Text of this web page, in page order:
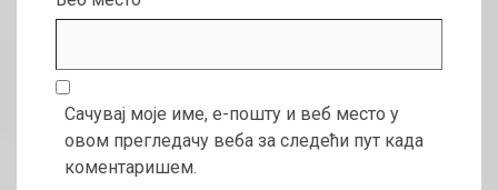
Сачувај моје име, е-пошту и веб место у
овом прегледачу веба за следећи пут када
коментаришем.